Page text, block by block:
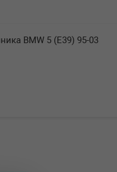
BMW 5 (E39) 95-03